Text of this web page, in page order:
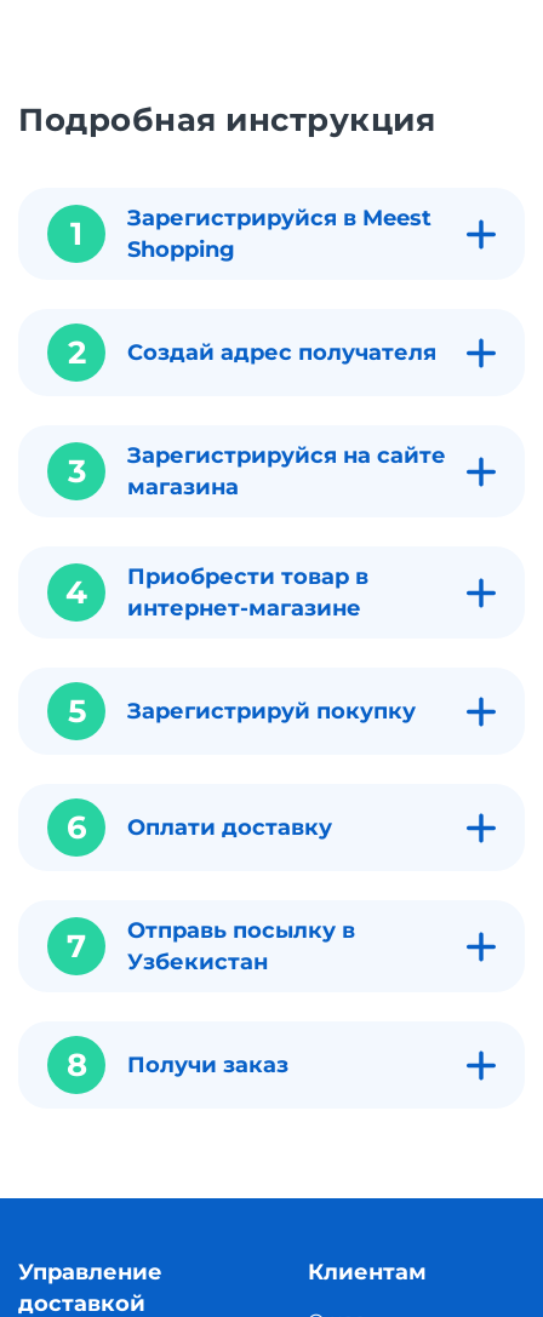
Подробная инструкция
1
Зарегистрируйся в Meest
Shopping
2 Создай адрес получателя
3
Зарегистрируйся на сайте
магазина
4
Приобрести товар в
интернет-магазине
5 Зарегистрируй покупку
6 Оплати доставку
7
Отправь посылку в
Узбекистан
8 Получи заказ
Управление
доставкой
Клиентам